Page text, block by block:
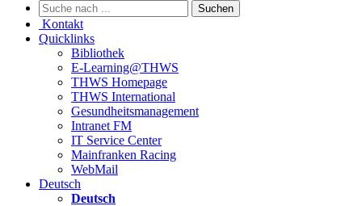
Kontakt
Quicklinks
Bibliothek
E-Learning@THWS
THWS Homepage
THWS International
Gesundheitsmanagement
Intranet FM
IT Service Center
Mainfranken Racing
WebMail
Deutsch
Deutsch